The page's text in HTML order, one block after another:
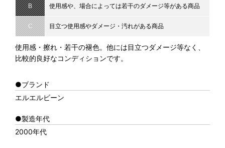
B 使用感や、場合によっては若干のダメージ等がある商品
C 目立つ使用感やダメージ・汚れがある商品
使用感・擦れ・若干の褪色。他には目立つダメージ等なく、
比較的良好なコンディションです。
●ブランド
エルエルビーン
●製造年代
2000年代